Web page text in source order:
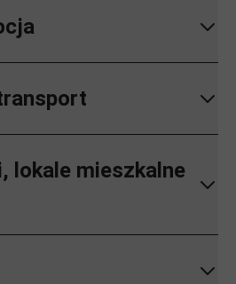
lokale mieszkalne